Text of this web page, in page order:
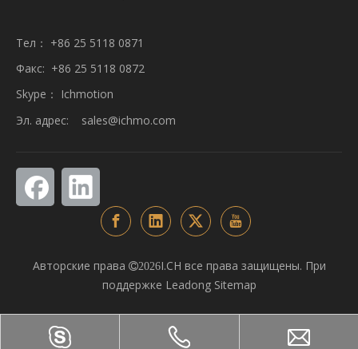
Тел： +86 25 5118 0871
Факс: +86 25 5118 0872
Skype： Ichmotion
Эл. адрес: sales@ichmo.com
Авторские права 2026I.CH все права защищены. При
поддержке Leadong Sitemap